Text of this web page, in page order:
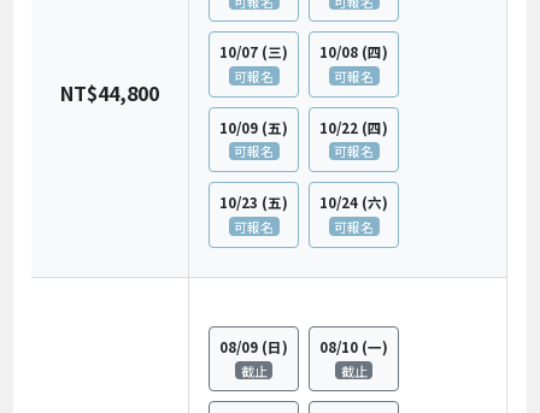
NT$44,800
10/07 (三)
可報名
10/08 (四)
可報名
10/09 (五)
可報名
10/22 (四)
可報名
10/23 (五)
可報名
10/24 (六)
可報名
08/09 (日)
截止
08/10 (一)
截止